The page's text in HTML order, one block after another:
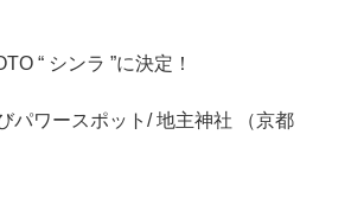
“ シンラ ”に決定！
パワースポット/ 地主神社 （京都